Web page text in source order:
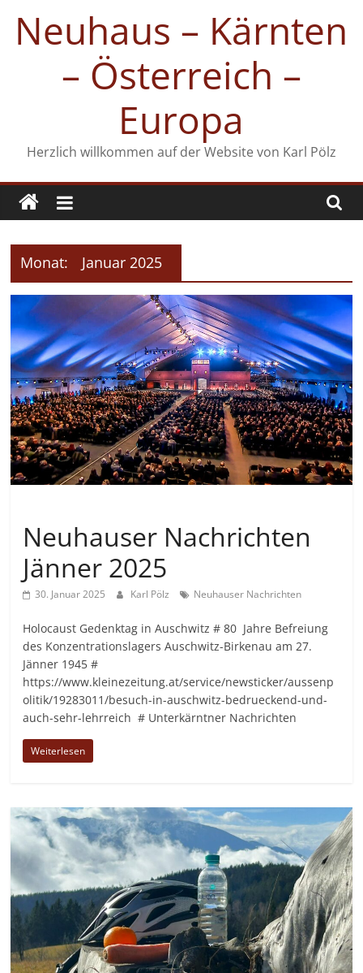
Inhalt
springen
Neuhaus – Kärnten
– Österreich –
Europa
Herzlich willkommen auf der Website von Karl Pölz
Monat: Januar 2025
Neuhauser Nachrichten
Jänner 2025
30. Januar 2025 Karl Pölz Neuhauser Nachrichten
Holocaust Gedenktag in Auschwitz # 80 Jahre Befreiung
des Konzentrationslagers Auschwitz-Birkenau am 27.
Jänner 1945 #
https://www.kleinezeitung.at/service/newsticker/aussenp
olitik/19283011/besuch-in-auschwitz-bedrueckend-und-
auch-sehr-lehrreich # Unterkärntner Nachrichten
Weiterlesen